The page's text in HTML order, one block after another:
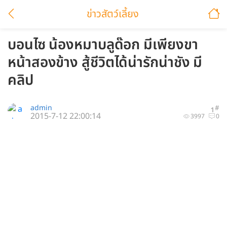
ข่าวสัตว์เลี้ยง
บอนไซ น้องหมาบลูด๊อก มีเพียงขา
หน้าสองข้าง สู้ชีวิตได้น่ารักน่าชัง มี
คลิป
1#
admin
3997 0
2015-7-12 22:00:14